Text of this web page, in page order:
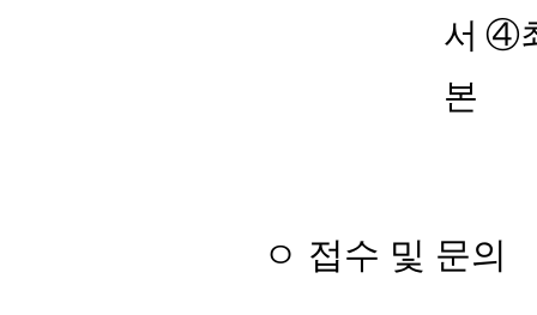
서 ④
본
ㅇ 접수 및 문의